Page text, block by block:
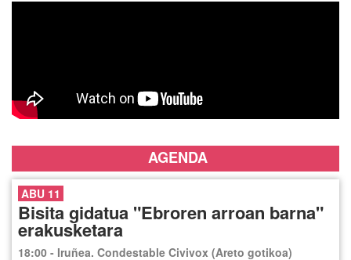
AGENDA
ABU 11
Bisita gidatua "Ebroren arroan barna"
erakusketara
18:00 - Iruñea. Condestable Civivox (Areto gotikoa)